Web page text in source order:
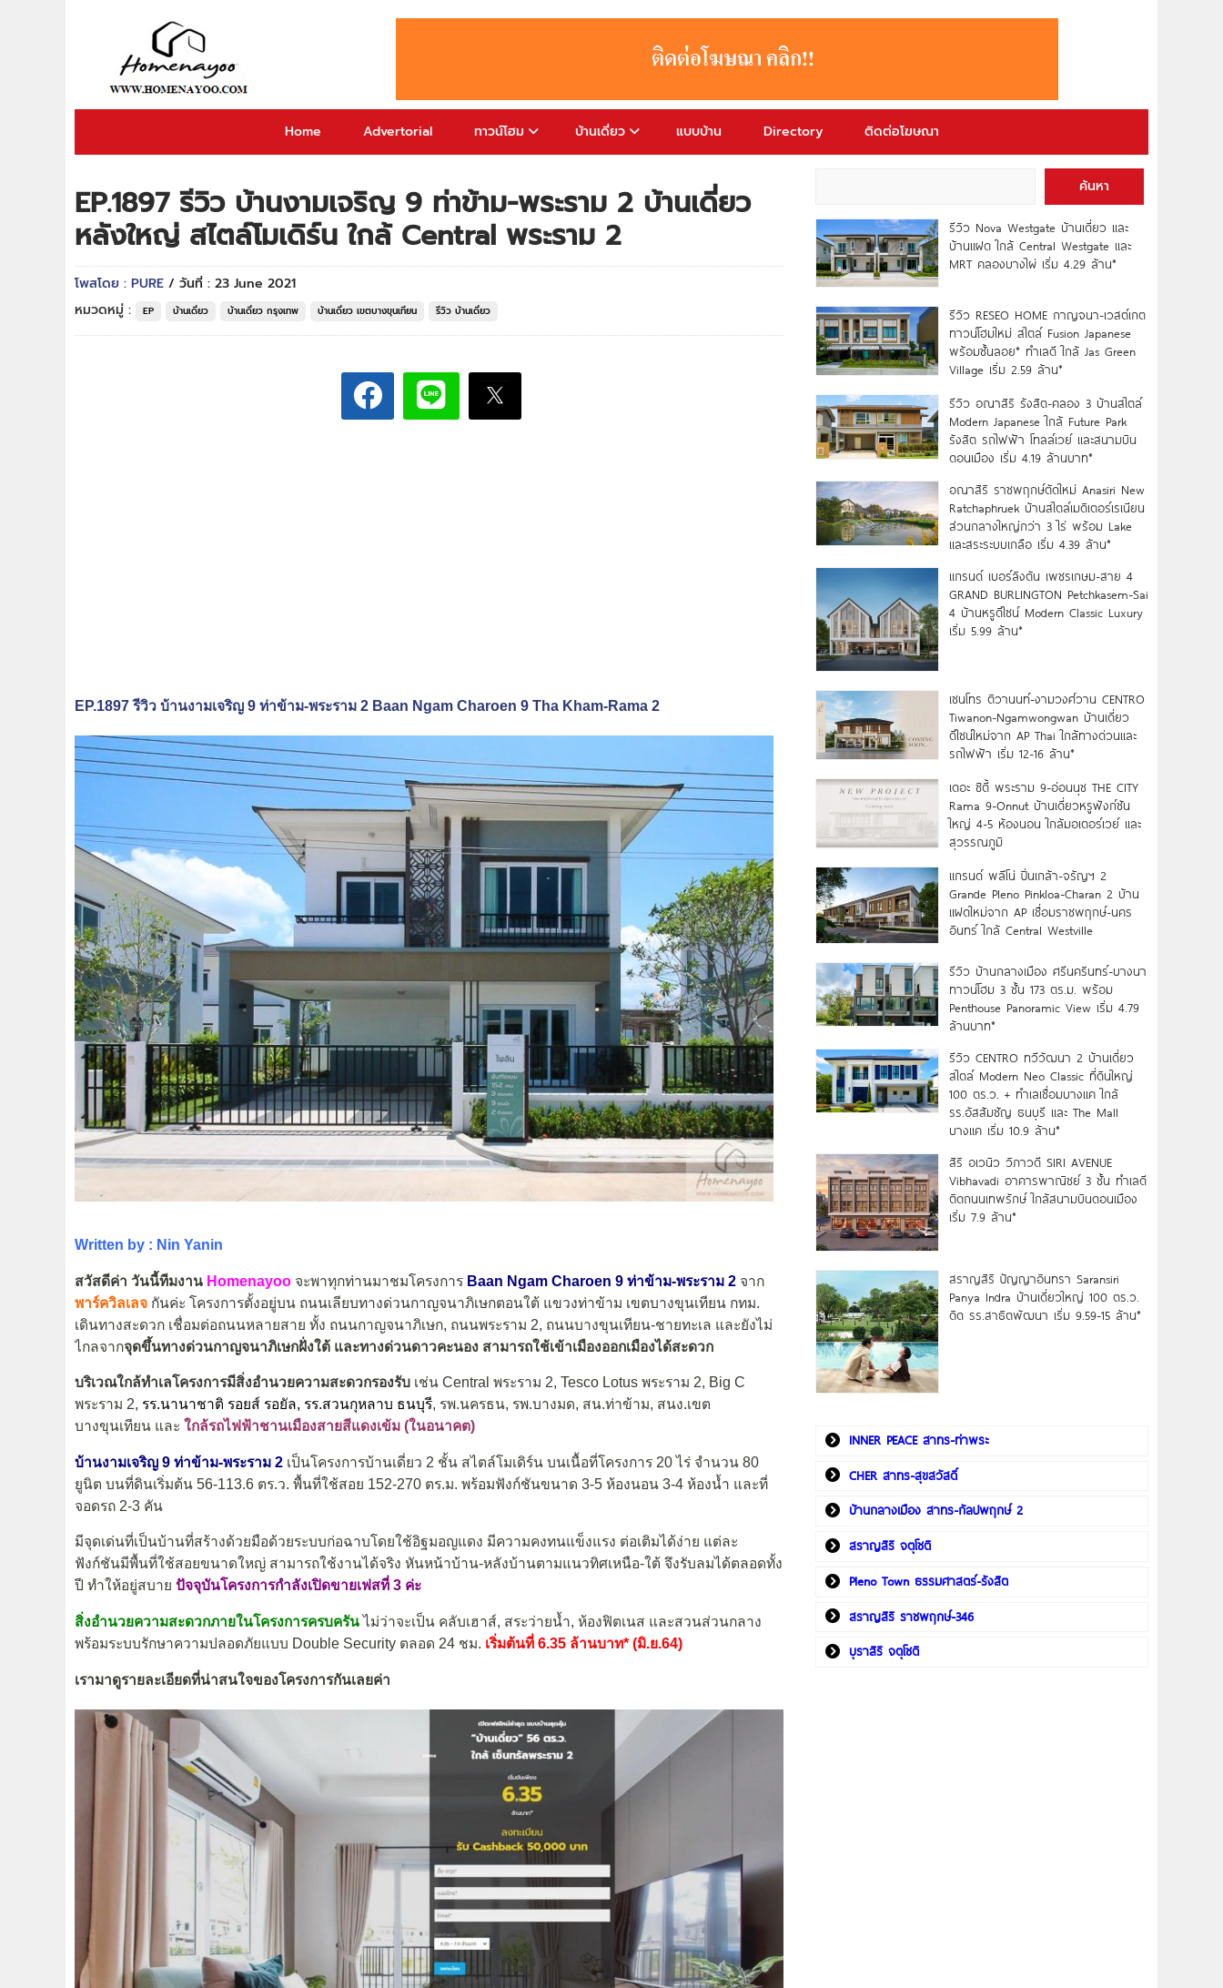
Home Advertorial ทาวน์โฮม บ้านเดี่ยว แบบบ้าน Directory ติดต่อโฆษณา
EP.1897 รีวิว บ้านงามเจริญ 9 ท่าข้าม-พระราม 2 บ้านเดี่ยว
หลังใหญ่ สไตล์โมเดิร์น ใกล้ Central พระราม 2
โพสโดย : PURE / วันที่ : 23 June 2021
หมวดหมู่ :
EP บ้านเดี่ยว บ้านเดี่ยว กรุงเทพ บ้านเดี่ยว เขตบางขุนเทียน รีวิว บ้านเดี่ยว
EP.1897 รีวิว บ้านงามเจริญ 9 ท่าข้าม-พระราม 2 Baan Ngam Charoen 9 Tha Kham-Rama 2
Written by : Nin Yanin
สวัสดีค่า วันนี้ทีมงาน Homenayoo จะพาทุกท่านมาชมโครงการ Baan Ngam Charoen 9 ท่าข้าม-พระราม 2 จาก
พาร์ควิลเลจ กันค่ะ โครงการตั้งอยู่บน ถนนเลียบทางด่วนกาญจนาภิเษกตอนใต้ แขวงท่าข้าม เขตบางขุนเทียน กทม.
เดินทางสะดวก เชื่อมต่อถนนหลายสาย ทั้ง ถนนกาญจนาภิเษก, ถนนพระราม 2, ถนนบางขุนเทียน-ชายทะเล และยังไม่
ไกลจากจุดขึ้นทางด่วนกาญจนาภิเษกฝั่งใต้ และทางด่วนดาวคะนอง สามารถใช้เข้าเมืองออกเมืองได้สะดวก
บริเวณใกล้ทำเลโครงการมีสิ่งอำนวยความสะดวกรองรับ เช่น Central พระราม 2, Tesco Lotus พระราม 2, Big C
พระราม 2, รร.นานาชาติ รอยส์ รอยัล, รร.สวนกุหลาบ ธนบุรี, รพ.นครธน, รพ.บางมด, สน.ท่าข้าม, สนง.เขต
บางขุนเทียน และ ใกล้รถไฟฟ้าชานเมืองสายสีแดงเข้ม (ในอนาคต)
บ้านงามเจริญ 9 ท่าข้าม-พระราม 2 เป็นโครงการบ้านเดี่ยว 2 ชั้น สไตล์โมเดิร์น บนเนื้อที่โครงการ 20 ไร่ จำนวน 80
ยูนิต บนที่ดินเริ่มต้น 56-113.6 ตร.ว. พื้นที่ใช้สอย 152-270 ตร.ม. พร้อมฟังก์ชันขนาด 3-5 ห้องนอน 3-4 ห้องน้ำ และที่
จอดรถ 2-3 คัน
มีจุดเด่นที่เป็นบ้านที่สร้างด้วยมือด้วยระบบก่อฉาบโดยใช้อิฐมอญแดง มีความคงทนแข็งแรง ต่อเติมได้ง่าย แต่ละ
ฟังก์ชันมีพื้นที่ใช้สอยขนาดใหญ่ สามารถใช้งานได้จริง หันหน้าบ้าน-หลังบ้านตามแนวทิศเหนือ-ใต้ จึงรับลมได้ตลอดทั้ง
ปี ทำให้อยู่สบาย ปัจจุบันโครงการกำลังเปิดขายเฟสที่ 3 ค่ะ
สิ่งอำนวยความสะดวกภายในโครงการครบครันไม่ว่าจะเป็น คลับเฮาส์, สระว่ายน้ำ, ห้องฟิตเนส และสวนส่วนกลาง
พร้อมระบบรักษาความปลอดภัยแบบ Double Security ตลอด 24 ชม. เริ่มต้นที่ 6.35 ล้านบาท* (มิ.ย.64)
เรามาดูรายละเอียดที่น่าสนใจของโครงการกันเลยค่า
ค้นหา
รีวิว Nova Westgate บ้านเดี่ยว และ
บ้านแฝด ใกล้ Central Westgate และ
MRT คลองบางไผ่ เริ่ม 4.29 ล้าน*
รีวิว RESEO HOME กาญจนา-เวสต์เกต
ทาวน์โฮมใหม่ สไตล์ Fusion Japanese
พร้อมชั้นลอย* ทำเลดี ใกล้ Jas Green
Village เริ่ม 2.59 ล้าน*
รีวิว อณาสิริ รังสิต-คลอง 3 บ้านสไตล์
Modern Japanese ใกล้ Future Park
รังสิต รถไฟฟ้า โทลล์เวย์ และสนามบิน
ดอนเมือง เริ่ม 4.19 ล้านบาท*
อณาสิริ ราชพฤกษ์ตัดใหม่ Anasiri New
Ratchaphruek บ้านสไตล์เมดิเตอร์เรเนียน
ส่วนกลางใหญ่กว่า 3 ไร่ พร้อม Lake
และสระระบบเกลือ เริ่ม 4.39 ล้าน*
แกรนด์ เบอร์ลิงตัน เพชรเกษม-สาย 4
GRAND BURLINGTON Petchkasem-Sai
4 บ้านหรูดีไซน์ Modern Classic Luxury
เริ่ม 5.99 ล้าน*
เซนโทร ติวานนท์-งามวงศ์วาน CENTRO
Tiwanon-Ngamwongwan บ้านเดี่ยว
ดีไซน์ใหม่จาก AP Thai ใกล้ทางด่วนและ
รถไฟฟ้า เริ่ม 12-16 ล้าน*
เดอะ ซิตี้ พระราม 9-อ่อนนุช THE CITY
Rama 9-Onnut บ้านเดี่ยวหรูฟังก์ชัน
ใหญ่ 4-5 ห้องนอน ใกล้มอเตอร์เวย์ และ
สุวรรณภูมิ
แกรนด์ พลีโน่ ปิ่นเกล้า-จรัญฯ 2
Grande Pleno Pinkloa-Charan 2 บ้าน
แฝดใหม่จาก AP เชื่อมราชพฤกษ์-นคร
อินทร์ ใกล้ Central Westville
รีวิว บ้านกลางเมือง ศรีนครินทร์-บางนา
ทาวน์โฮม 3 ชั้น 173 ตร.ม. พร้อม
Penthouse Panoramic View เริ่ม 4.79
ล้านบาท*
รีวิว CENTRO ทวีวัฒนา 2 บ้านเดี่ยว
สไตล์ Modern Neo Classic ที่ดินใหญ่
100 ตร.ว. + ทำเลเชื่อมบางแค ใกล้
รร.อัสสัมชัญ ธนบุรี และ The Mall
บางแค เริ่ม 10.9 ล้าน*
สิริ อเวนิว วิภาวดี SIRI AVENUE
Vibhavadi อาคารพาณิชย์ 3 ชั้น ทำเลดี
ติดถนนเทพรักษ์ ใกล้สนามบินดอนเมือง
เริ่ม 7.9 ล้าน*
สราญสิริ ปัญญาอินทรา Saransiri
Panya Indra บ้านเดี่ยวใหญ่ 100 ตร.ว.
ดิด รร.สาธิตพัฒนา เริ่ม 9.59-15 ล้าน*
INNER PEACE สาทร-ท่าพระ
CHER สาทร-สุขสวัสดิ์
บ้านกลางเมือง สาทร-กัลปพฤกษ์ 2
สราญสิริ จตุโชติ
Pleno Town ธรรมศาสตร์-รังสิต
สราญสิริ ราชพฤกษ์-346
บุราสิริ จตุโชติ